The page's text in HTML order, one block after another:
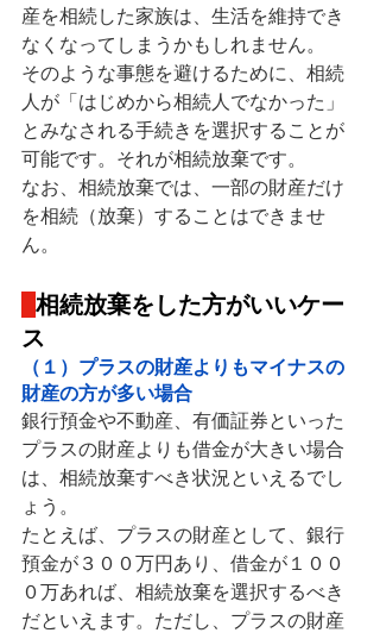
産を相続した家族は、生活を維持でき
なくなってしまうかもしれません。
そのような事態を避けるために、相続
人が「はじめから相続人でなかった」
とみなされる手続きを選択することが
可能です。それが相続放棄です。
なお、相続放棄では、一部の財産だけ
を相続（放棄）することはできませ
ん。
相続放棄をした方がいいケー
ス
（１）プラスの財産よりもマイナスの
財産の方が多い場合
銀行預金や不動産、有価証券といった
プラスの財産よりも借金が大きい場合
は、相続放棄すべき状況といえるでし
ょう。
たとえば、プラスの財産として、銀行
預金が３００万円あり、借金が１００
０万あれば、相続放棄を選択するべき
だといえます。ただし、プラスの財産